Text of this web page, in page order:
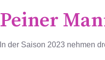
Peiner
In der Saison 2023 nehmen